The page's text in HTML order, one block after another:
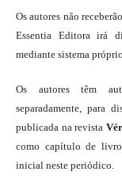
Os autores não
Essentia Editora irá
mediante sistema
Os autores têm
separadamente, para
publicada na revista
como capítulo de
inicial neste periódico.